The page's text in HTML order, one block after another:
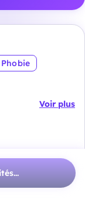
Phobie
Voir plus
vos
au quotidien.